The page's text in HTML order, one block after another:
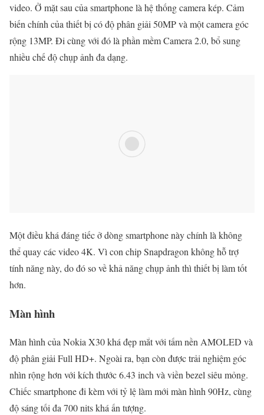
video. Ở mặt sau của smartphone là hệ thống camera kép. Cảm
biến chính của thiết bị có độ phân giải 50MP và một camera góc
rộng 13MP. Đi cùng với đó là phần mềm Camera 2.0, bổ sung
nhiều chế độ chụp ảnh đa dạng.
Một điều khá đáng tiếc ở dòng smartphone này chính là không
thể quay các video 4K. Vì con chip Snapdragon không hỗ trợ
tính năng này, do đó so về khả năng chụp ảnh thì thiết bị làm tốt
hơn.
Màn hình
Màn hình của Nokia X30 khá đẹp mắt với tấm nền AMOLED và
độ phân giải Full HD+. Ngoài ra, bạn còn được trải nghiệm góc
nhìn rộng hơn với kích thước 6.43 inch và viền bezel siêu mỏng.
Chiếc smartphone đi kèm với tỷ lệ làm mới màn hình 90Hz, cùng
độ sáng tối đa 700 nits khá ấn tượng.